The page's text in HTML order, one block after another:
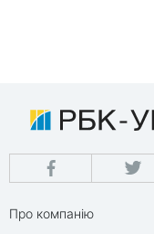
Про компанію